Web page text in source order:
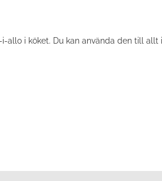
allo i köket. Du kan använda den till